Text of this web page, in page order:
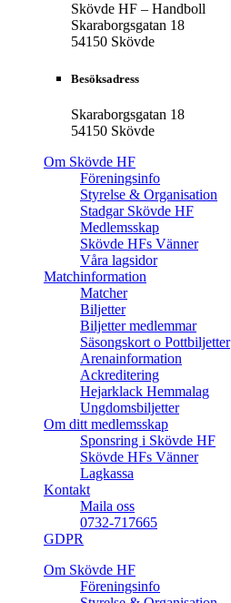
Skövde HF – Handboll
Skaraborgsgatan 18
54150 Skövde
Besöksadress
Skaraborgsgatan 18
54150 Skövde
Om Skövde HF
Föreningsinfo
Styrelse & Organisation
Stadgar Skövde HF
Medlemsskap
Skövde HFs Vänner
Våra lagsidor
Matchinformation
Matcher
Biljetter
Biljetter medlemmar
Säsongskort o Pottbiljetter
Arenainformation
Ackreditering
Hejarklack Hemmalag
Ungdomsbiljetter
Om ditt medlemsskap
Sponsring i Skövde HF
Skövde HFs Vänner
Lagkassa
Kontakt
Maila oss
0732-717665
GDPR
Om Skövde HF
Föreningsinfo